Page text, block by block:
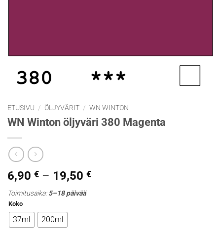
ETUSIVU / ÖLJYVÄRIT / WN WINTON
WN Winton öljyväri 380 Magenta
6,90 € – 19,50 €Hintaluokka:
Toimitusaika:5–18 päivää
Koko
37ml 200ml